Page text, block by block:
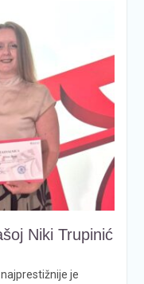
Niki Trupinić
je